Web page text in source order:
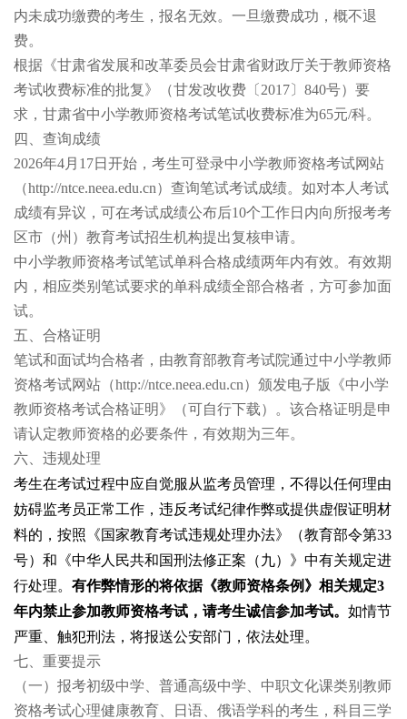
内未成功缴费的考生，报名无效。一旦缴费成功，概不退
费。
根据《甘肃省发展和改革委员会甘肃省财政厅关于教师资格
考试收费标准的批复》（甘发改收费〔2017〕840号）要
求，甘肃省中小学教师资格考试笔试收费标准为65元/科。
四、查询成绩
2026年4月17日开始，考生可登录中小学教师资格考试网站
（http://ntce.neea.edu.cn）查询笔试考试成绩。如对本人考试
成绩有异议，可在考试成绩公布后10个工作日内向所报考考
区市（州）教育考试招生机构提出复核申请。
中小学教师资格考试笔试单科合格成绩两年内有效。有效期
内，相应类别笔试要求的单科成绩全部合格者，方可参加面
试。
五、合格证明
笔试和面试均合格者，由教育部教育考试院通过中小学教师
资格考试网站（http://ntce.neea.edu.cn）颁发电子版《中小学
教师资格考试合格证明》（可自行下载）。该合格证明是申
请认定教师资格的必要条件，有效期为三年。
六、违规处理
考生在考试过程中应自觉服从监考员管理，不得以任何理由
妨碍监考员正常工作，违反考试纪律作弊或提供虚假证明材
料的，按照《国家教育考试违规处理办法》（教育部令第33
号）和《中华人民共和国刑法修正案（九）》中有关规定进
行处理。 有作弊情形的将依据《教师资格条例》相关规定3
年内禁止参加教师资格考试，请考生诚信参加考试。 如情节
严重、触犯刑法，将报送公安部门，依法处理。
七、重要提示
（一）报考初级中学、普通高级中学、中职文化课类别教师
资格考试心理健康教育、日语、俄语学科的考生，科目三学